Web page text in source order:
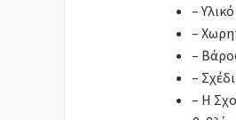
–
–
–
–
– Η